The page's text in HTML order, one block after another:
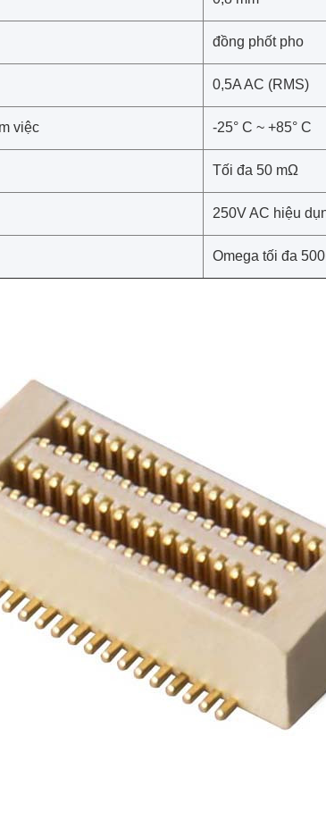
đồng phốt pho
0,5A AC (RMS)
việc -25° C ~ +85° C
Tối đa 50 mΩ
250V AC hiệu
Omega tối đa